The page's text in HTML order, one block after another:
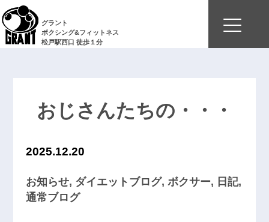
グラント
ボクシング&フィットネス
松戸駅西口 徒歩１分
おじさんたちの・・・
2025.12.20
お知らせ, ダイエットブログ, ボクサー, 日記,
通常ブログ